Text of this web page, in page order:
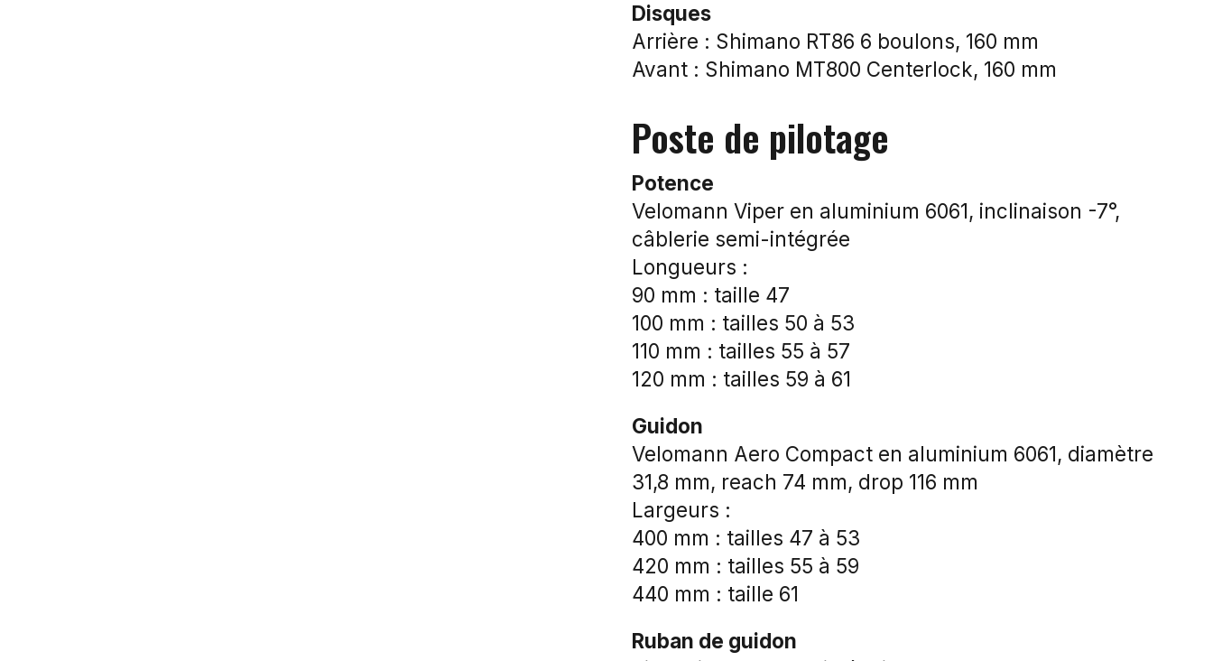
Disques
Arrière : Shimano RT86 6 boulons, 160 mm
Avant : Shimano MT800 Centerlock, 160 mm
Poste de pilotage
Potence
Velomann Viper en aluminium 6061, inclinaison -7°,
câblerie semi-intégrée
Longueurs :
90 mm : taille 47
100 mm : tailles 50 à 53
110 mm : tailles 55 à 57
120 mm : tailles 59 à 61
Guidon
Velomann Aero Compact en aluminium 6061, diamètre
31,8 mm, reach 74 mm, drop 116 mm
Largeurs :
400 mm : tailles 47 à 53
420 mm : tailles 55 à 59
440 mm : taille 61
Ruban de guidon